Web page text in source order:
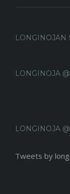
LONGINOJAN
LONGINOJA
LONGINOJA
Tweets by